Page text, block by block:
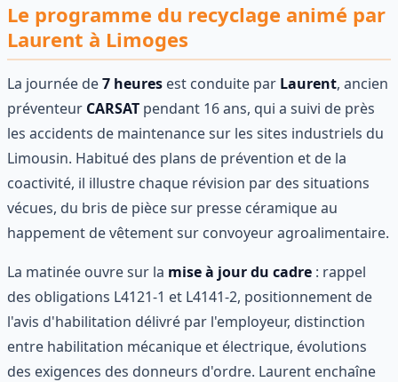
Le programme du recyclage animé par
Laurent à Limoges
La journée de7 heures est conduite par Laurent, ancien
préventeur CARSAT pendant 16 ans, qui a suivi de près
les accidents de maintenance sur les sites industriels du
Limousin. Habitué des plans de prévention et de la
coactivité, il illustre chaque révision par des situations
vécues, du bris de pièce sur presse céramique au
happement de vêtement sur convoyeur agroalimentaire.
La matinée ouvre sur la mise à jour du cadre : rappel
des obligations L4121-1 et L4141-2, positionnement de
l'avis d'habilitation délivré par l'employeur, distinction
entre habilitation mécanique et électrique, évolutions
des exigences des donneurs d'ordre. Laurent enchaîne